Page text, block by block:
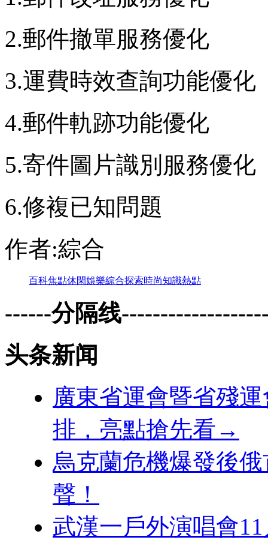
2.郵件撤單服務優化
3.運費時效查詢功能優化
4.郵件軌跡功能優化
5.寄件圖片識別服務優化
6.修複已知問題
作者:綜合
百科焦點休閑娛樂綜合探索時尚知識熱點
------分隔线
头条新闻
廣東省運會暨省殘
排，亮點搶先看→
烏克蘭危機爆發後
聲！
武漢一戶外演唱會